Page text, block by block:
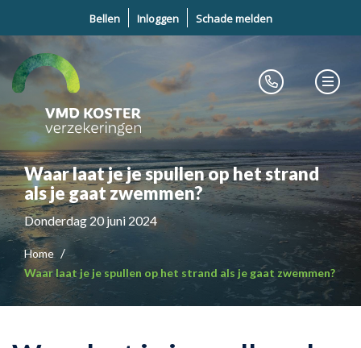
Bellen Inloggen Schade melden
Waar laat je je spullen op het strand
als je gaat zwemmen?
Donderdag 20 juni 2024
Home
Waar laat je je spullen op het strand als je gaat zwemmen?